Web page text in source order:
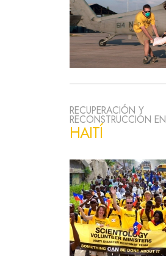
RECUPERACIÓN Y
RECONSTRUCCIÓN EN
HAITÍ